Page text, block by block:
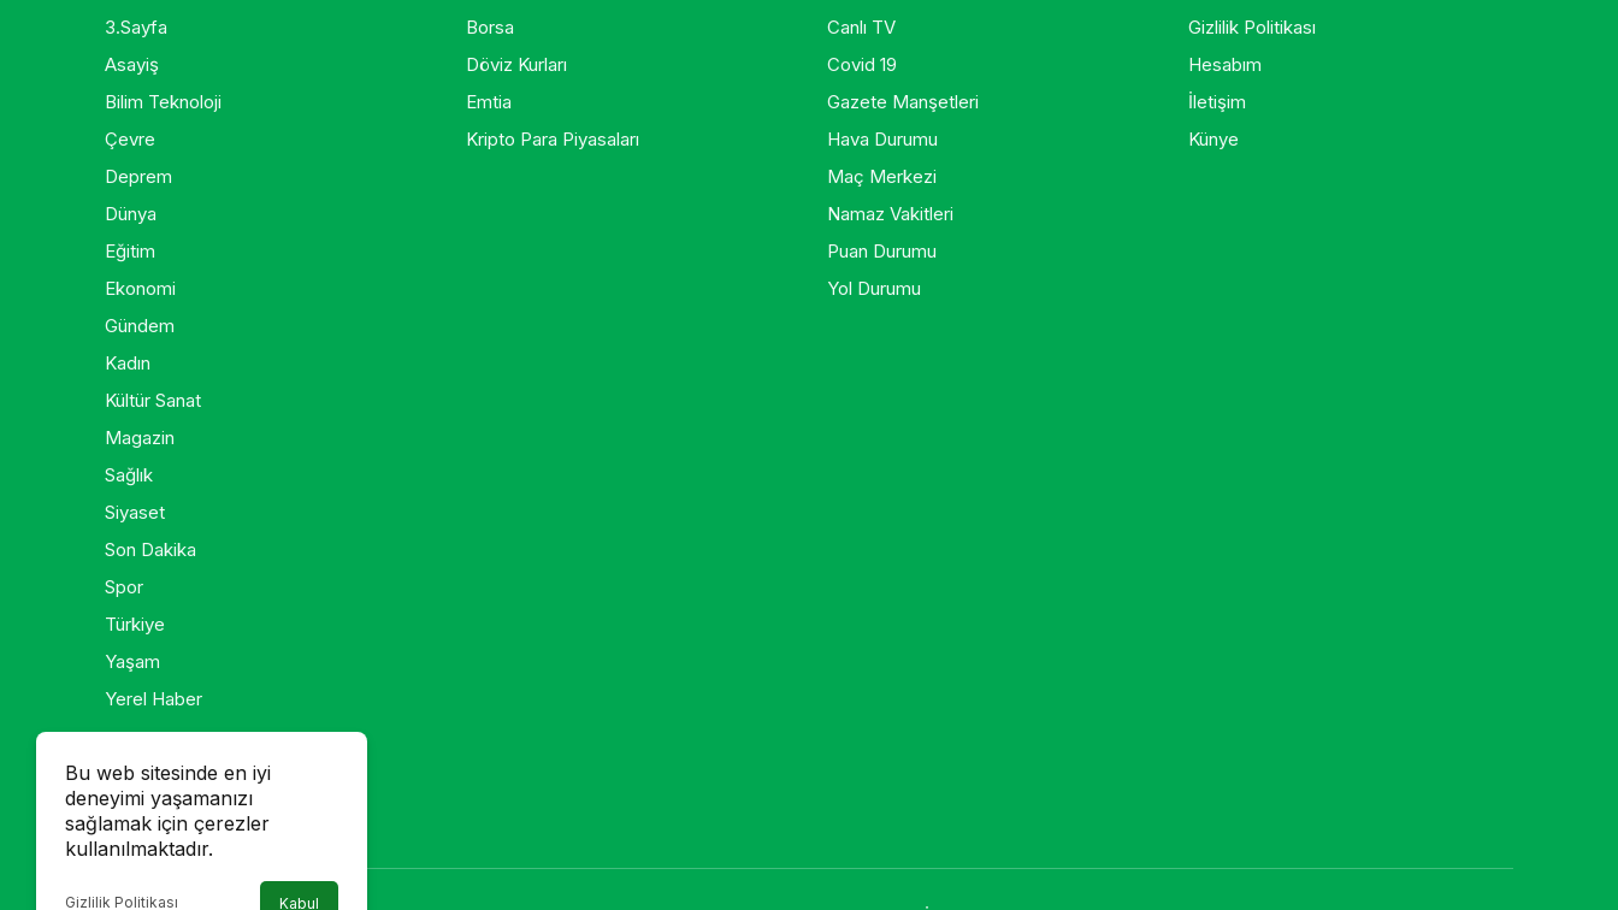
Bu web sitesinde en iyi
deneyimi yaşamanızı
sağlamak için çerezler
kullanılmaktadır.
Gizlilik Politikası Kabul
3.Sayfa
Asayiş
Bilim Teknoloji
Çevre
Deprem
Dünya
Eğitim
Ekonomi
Gündem
Kadın
Kültür Sanat
Magazin
Sağlık
Siyaset
Son Dakika
Spor
Türkiye
Yaşam
Yerel Haber
Borsa
Döviz Kurları
Emtia
Kripto Para Piyasaları
Canlı TV
Covid 19
Gazete Manşetleri
Hava Durumu
Maç Merkezi
Namaz Vakitleri
Puan Durumu
Yol Durumu
Gizlilik Politikası
Hesabım
İletişim
Künye
Foto Galeri
Video Galeri